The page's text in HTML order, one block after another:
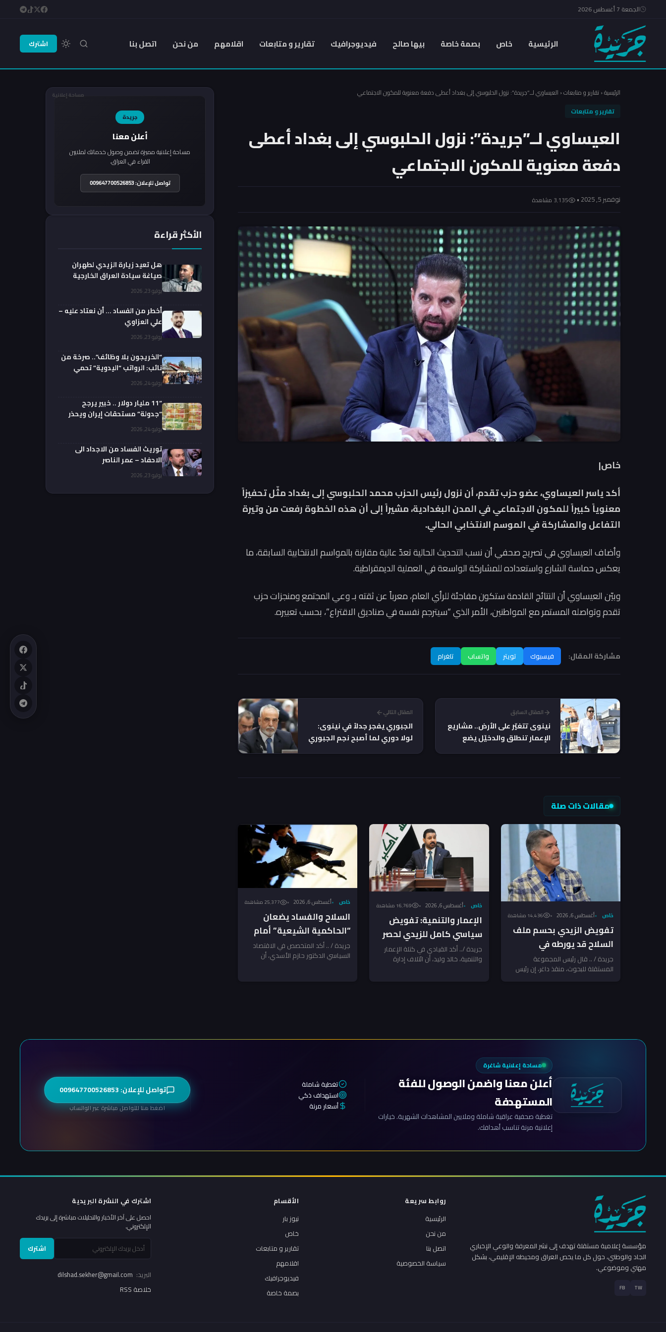
الجمعة 7 أغسطس 2026
الرئيسية خاص بصمة خاصة بيها صالح فيديوجرافيك تقارير و متابعات اقلامهم من نحن اتصل بنا اشترك
الرئيسية‹تقارير و متابعات‹ العيساوي لــ”جريدة”: نزول الحلبوسي إلى بغداد أعطى دفعة معنوية للمكون الاجتماعي
تقارير و متابعات
العيساوي لــ”جريدة”: نزول الحلبوسي إلى بغداد أعطى
دفعة معنوية للمكون الاجتماعي
نوفمبر 5, 2025 • 3٬135 مشاهدة
خاص|
أكد ياسر العيساوي، عضو حزب تقدم، أن نزول رئيس الحزب محمد الحلبوسي إلى بغداد مثّل تحفيزاً
معنوياً كبيراً للمكون الاجتماعي في المدن البغدادية، مشيراً إلى أن هذه الخطوة رفعت من وتيرة
التفاعل والمشاركة في الموسم الانتخابي الحالي.
وأضاف العيساوي في تصريح صحفي أن نسب التحديث الحالية تعدّ عالية مقارنة بالمواسم الانتخابية السابقة، ما
يعكس حماسة الشارع واستعداده للمشاركة الواسعة في العملية الديمقراطية.
وبيّن العيساوي أن النتائج القادمة ستكون مفاجئة للرأي العام، معرباً عن ثقته بـ وعي المجتمع ومنجزات حزب
تقدم وتواصله المستمر مع المواطنين، الأمر الذي “سيترجم نفسه في صناديق الاقتراع”، بحسب تعبيره.
مشاركة المقال: فيسبوك تويتر واتساب تلغرام
المقال السابق
نينوى تتغيّر على الأرض.. مشاريع
الإعمار تنطلق والدخيّل يضع
المقال التالي
الجبوري يفجر جدلاً في نينوى:
لولا دوري لما أصبح نجم الجبوري
مقالات ذات صلة
خاص أغسطس 6, 2026 14٬436 مشاهدة
تفويض الزيدي بحسم ملف
السلاح قد يورطه في
مواجهة مع الفصائل
المرتبطة بإيران ـ منقذ داغر
جريدة / .. قال رئيس المجموعة
المستقلة للبحوث، منقذ داغر، إن رئيس
خاص أغسطس 6, 2026 16٬769 مشاهدة
الإعمار والتنمية: تفويض
سياسي كامل للزيدي لحصر
السلاح بعد أيلول.. ومكافحة
الإرهاب تنتظر المخالفين!
جريدة /.. أكد القيادي في كتلة الإعمار
والتنمية، خالد وليد، أن ائتلاف إدارة
خاص أغسطس 6, 2026 25٬377 مشاهدة
السلاح والفساد يضعان
“الحاكمية الشيعية” أمام
فرصتها الأخيرة ـ تحليل
الاسدي
جريدة / .. أكد المتخصص في الاقتصاد
السياسي الدكتور حازم الأسدي، أن
مساحة إعلانية
جريدة
أعلن معنا
مساحة إعلانية مميزة تضمن وصول خدماتك لملايين
القراء في العراق.
تواصل للإعلان: 009647700526853
الأكثر قراءة
هل تعيد زيارة الزيدي لطهران
صياغة سيادة العراق الخارجية
فعليا؟.. باحث يوضحيوليو 23, 2026
أخطر من الفساد … أن نعتاد عليه –
علي العزاوي
يوليو 23, 2026
“الخريجون بلا وظائف”.. صرخة من
نائب: الرواتب “اليدوية” تحمي
الفضائيين!يوليو 24, 2026
“11 مليار دولار .. خبير يرجح
“جدولة” مستحقات إيران ويحذر
من السداد الفورييوليو 24, 2026
توريث الفساد من الاجداد الى
الاحفاد – عمر الناصر
يوليو 23, 2026
مساحة إعلانية شاغرة
أعلن معنا واضمن الوصول للفئة
المستهدفة
تغطية صحفية عراقية شاملة وملايين المشاهدات الشهرية. خيارات
إعلانية مرنة تناسب أهدافك.
تغطية شاملة
استهداف ذكي
أسعار مرنة
تواصل للإعلان: 009647700526853
اضغط هنا للتواصل مباشرة عبر الواتساب
مؤسسة إعلامية مستقلة تهدف إلى نشر المعرفة والوعي الإخباري
الجاد والوطني، حول كل ما يخص العراق ومحيطه الإقليمي، بشكل
مهني وموضوعي.
TW
FB
روابط سريعة
الرئيسية
من نحن
اتصل بنا
سياسة الخصوصية
الأقسام
نيوز بار
خاص
تقارير و متابعات
اقلامهم
فيديوجرافيك
بصمة خاصة
اشترك في النشرة البريدية
احصل على آخر الأخبار والتحليلات مباشرة إلى بريدك
الإلكتروني.
اشترك
البريد:
خلاصة RSS